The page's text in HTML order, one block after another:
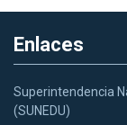
Enlaces
Superintendencia
(SUNEDU)